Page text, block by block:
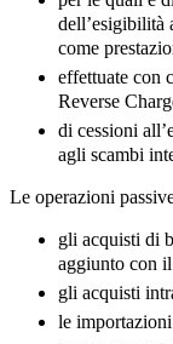
dell’esigibilità
come
effettuate con
Reverse
di cessioni
agli scambi
Le operazioni
gli acquisti di
aggiunto con
gli acquisti
le